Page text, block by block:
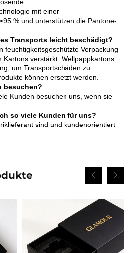
mit einer
% und unterstützen die Pantone-
Transports leicht beschädigt?
feuchtigkeitsgeschützte Verpackung
Kartons verstärkt. Wellpappkartons
um Transportschäden zu
können ersetzt werden.
besuchen?
Kunden besuchen uns, wenn sie
so viele Kunden für uns?
sind und kundenorientiert